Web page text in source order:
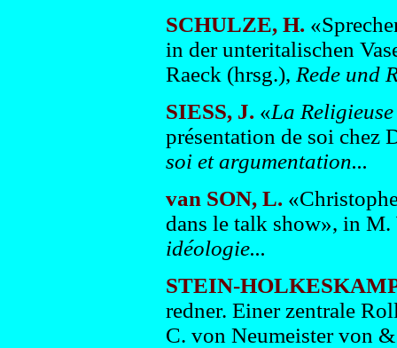
SCHULZE, H.
in der unteritalischen
Raeck (hrsg.), Rede und
SIESS, J. «La Religieuse
présentation de soi chez
soi et argumentation...
van SON, L.
dans le talk show», in
idéologie...
STEIN-
redner. Einer zentrale
C. von Neumeister von